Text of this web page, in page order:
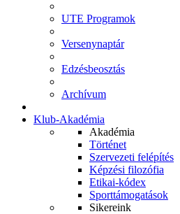
UTE Programok
Versenynaptár
Edzésbeosztás
Archívum
Klub-Akadémia
Akadémia
Történet
Szervezeti felépítés
Képzési filozófia
Etikai-kódex
Sporttámogatások
Sikereink